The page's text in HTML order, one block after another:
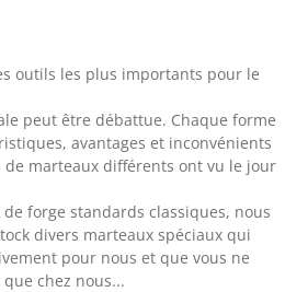
outils les plus importants pour le
peut être débattue. Chaque forme
avantages et inconvénients
marteaux différents ont vu le jour
forge standards classiques, nous
divers marteaux spéciaux qui
pour nous et que vous ne
chez nous...